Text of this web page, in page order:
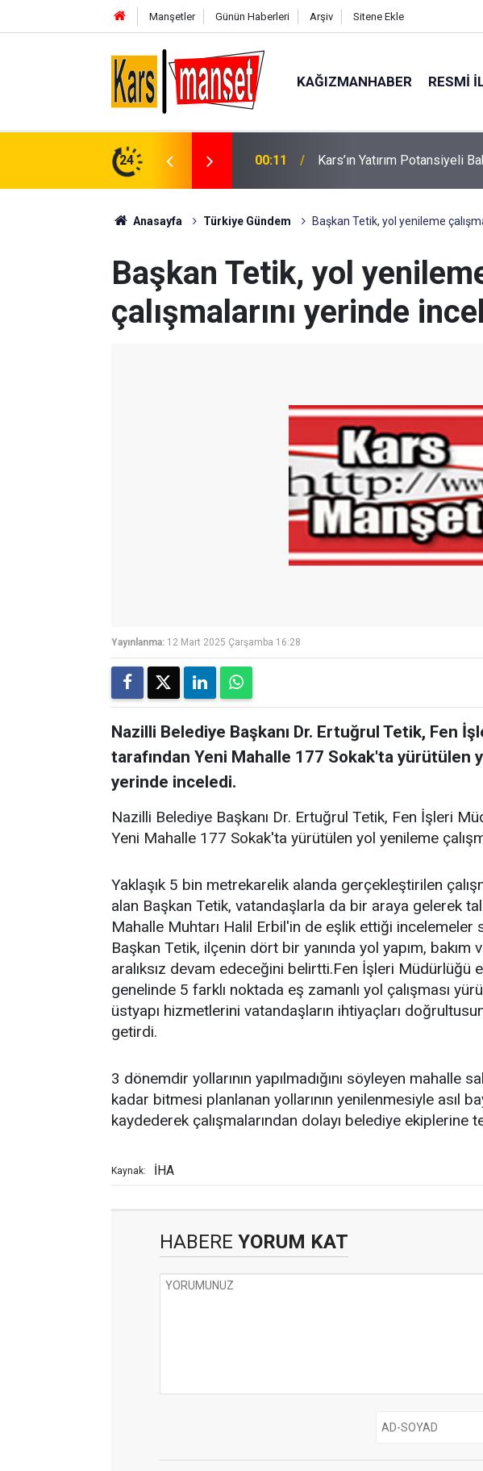
Manşetler Günün Haberleri Arşiv Sitene Ekle
KAĞIZMANHABER RESMI
24 00:11 Kars’ın Yatırım Potansiyeli
Anasayfa Türkiye Gündem Başkan Tetik, yol yenileme
Başkan Tetik, yol
çalışmalarını yerinde
Yayınlanma: 12 Mart 2025 Çarşamba 16:28
Nazilli Belediye Başkanı Dr. Ertuğrul Tetik, Fen
tarafından Yeni Mahalle 177 Sokak'ta yürütülen
yerinde inceledi.
Nazilli Belediye Başkanı Dr. Ertuğrul Tetik, Fen İşleri
Yeni Mahalle 177 Sokak'ta yürütülen yol yenileme
Yaklaşık 5 bin metrekarelik alanda gerçekleştirilen
alan Başkan Tetik, vatandaşlarla da bir araya gelerek
Mahalle Muhtarı Halil Erbil'in de eşlik ettiği incelemeler
Başkan Tetik, ilçenin dört bir yanında yol yapım, bakım
aralıksız devam edeceğini belirtti.Fen İşleri Müdürlüğü
genelinde 5 farklı noktada eş zamanlı yol çalışması
üstyapı hizmetlerini vatandaşların ihtiyaçları
getirdi.
3 dönemdir yollarının yapılmadığını söyleyen mahalle
kadar bitmesi planlanan yollarının yenilenmesiyle asıl
kaydederek çalışmalarından dolayı belediye ekiplerine
Kaynak: İHA
HABERE YORUM KAT